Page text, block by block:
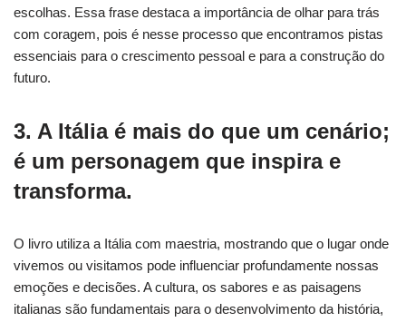
escolhas. Essa frase destaca a importância de olhar para trás
com coragem, pois é nesse processo que encontramos pistas
essenciais para o crescimento pessoal e para a construção do
futuro.
3. A Itália é mais do que um cenário;
é um personagem que inspira e
transforma.
O livro utiliza a Itália com maestria, mostrando que o lugar onde
vivemos ou visitamos pode influenciar profundamente nossas
emoções e decisões. A cultura, os sabores e as paisagens
italianas são fundamentais para o desenvolvimento da história,